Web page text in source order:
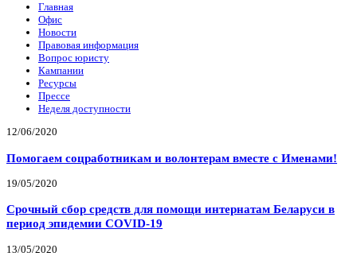
Главная
Офис
Новости
Правовая информация
Вопрос юристу
Кампании
Ресурсы
Прессе
Неделя доступности
12/06/2020
Помогаем соцработникам и волонтерам вместе с Именами!
19/05/2020
Срочный сбор средств для помощи интернатам Беларуси в
период эпидемии COVID-19
13/05/2020